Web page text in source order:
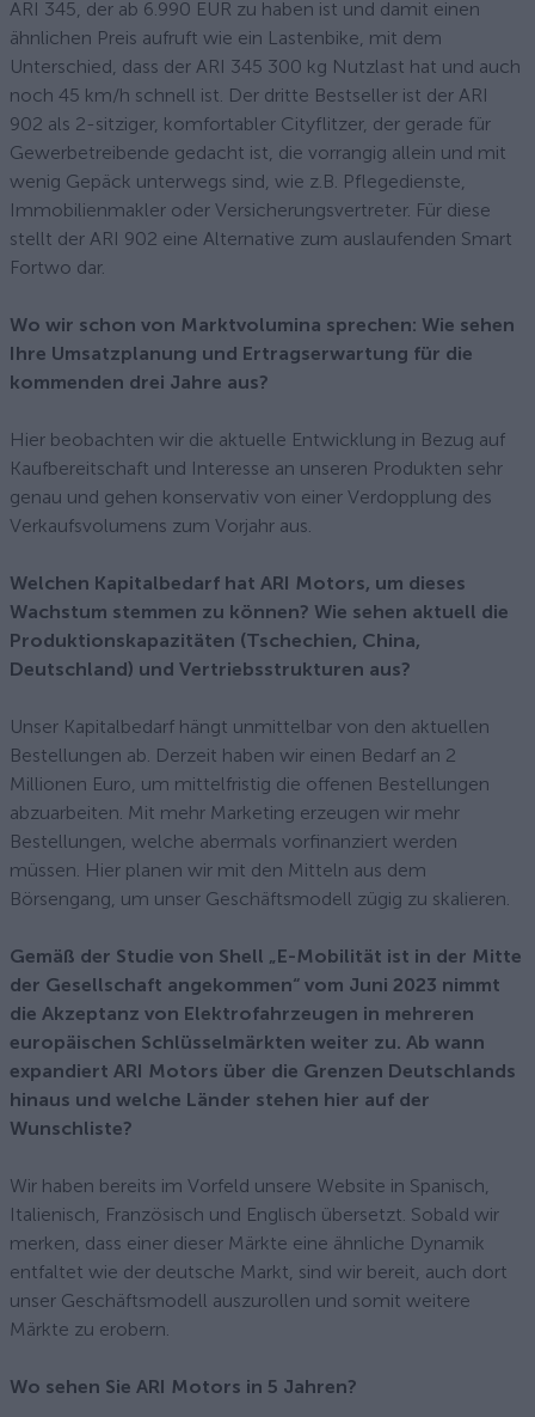
ARI 345, der ab 6.990 EUR zu haben ist und damit einen
ähnlichen Preis aufruft wie ein Lastenbike, mit dem
Unterschied, dass der ARI 345 300 kg Nutzlast hat und auch
noch 45 km/h schnell ist. Der dritte Bestseller ist der ARI
902 als 2-sitziger, komfortabler Cityflitzer, der gerade für
Gewerbetreibende gedacht ist, die vorrangig allein und mit
wenig Gepäck unterwegs sind, wie z.B. Pflegedienste,
Immobilienmakler oder Versicherungsvertreter. Für diese
stellt der ARI 902 eine Alternative zum auslaufenden Smart
Fortwo dar.
Wo wir schon von Marktvolumina sprechen: Wie sehen
Ihre Umsatzplanung und Ertragserwartung für die
kommenden drei Jahre aus?
Hier beobachten wir die aktuelle Entwicklung in Bezug auf
Kaufbereitschaft und Interesse an unseren Produkten sehr
genau und gehen konservativ von einer Verdopplung des
Verkaufsvolumens zum Vorjahr aus.
Welchen Kapitalbedarf hat ARI Motors, um dieses
Wachstum stemmen zu können? Wie sehen aktuell die
Produktionskapazitäten (Tschechien, China,
Deutschland) und Vertriebsstrukturen aus?
Unser Kapitalbedarf hängt unmittelbar von den aktuellen
Bestellungen ab. Derzeit haben wir einen Bedarf an 2
Millionen Euro, um mittelfristig die offenen Bestellungen
abzuarbeiten. Mit mehr Marketing erzeugen wir mehr
Bestellungen, welche abermals vorfinanziert werden
müssen. Hier planen wir mit den Mitteln aus dem
Börsengang, um unser Geschäftsmodell zügig zu skalieren.
Gemäß der Studie von Shell „E-Mobilität ist in der Mitte
der Gesellschaft angekommen“ vom Juni 2023 nimmt
die Akzeptanz von Elektrofahrzeugen in mehreren
europäischen Schlüsselmärkten weiter zu. Ab wann
expandiert ARI Motors über die Grenzen Deutschlands
hinaus und welche Länder stehen hier auf der
Wunschliste?
Wir haben bereits im Vorfeld unsere Website in Spanisch,
Italienisch, Französisch und Englisch übersetzt. Sobald wir
merken, dass einer dieser Märkte eine ähnliche Dynamik
entfaltet wie der deutsche Markt, sind wir bereit, auch dort
unser Geschäftsmodell auszurollen und somit weitere
Märkte zu erobern.
Wo sehen Sie ARI Motors in 5 Jahren?